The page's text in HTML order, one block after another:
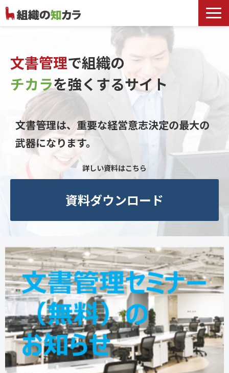
文書管理サービス
お役立ち記事
記事カテゴリ一覧
よくあるお問合せ
文書管理で組織の
チカラを強くするサイト
文書管理は、重要な経営意志決定の最大の
武器になります。
詳しい資料はこちら
資料ダウンロード